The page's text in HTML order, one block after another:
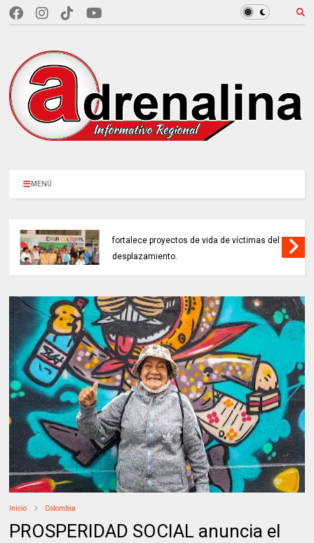
MENÚ
fortalece proyectos de vida de víctimas del
desplazamiento.
Inicio Colombia
PROSPERIDAD SOCIAL anuncia el